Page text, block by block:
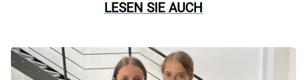
LESEN SIE AUCH